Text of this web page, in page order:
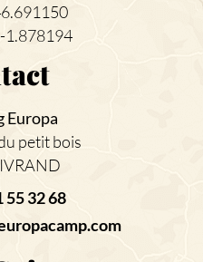
1.878194
Europa
petit bois
55 32 68